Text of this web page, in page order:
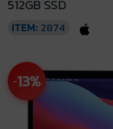
-13%
512GB SSD
ITEM: 2874